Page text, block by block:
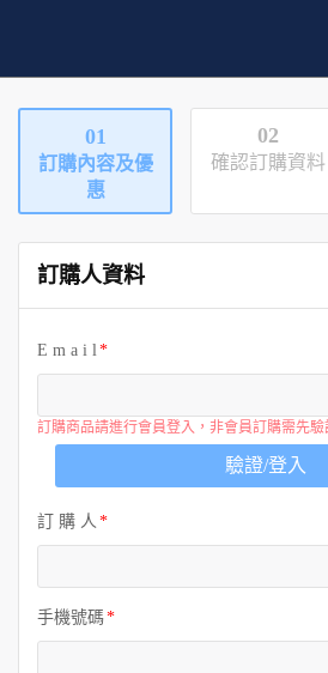
01
訂購內容及優
惠
02
確認訂購資料
訂購人資料
E m a i l
訂購商品請進行會員登入，非會員訂購需先驗
驗證/登入
訂 購 人
手機號碼